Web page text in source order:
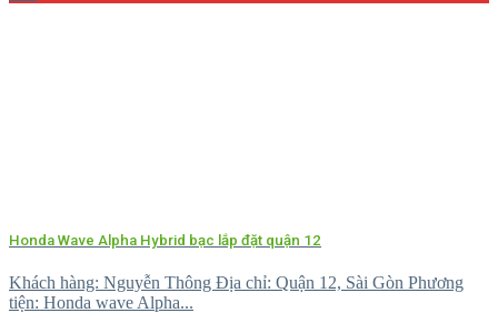
Honda Wave Alpha Hybrid bạc lắp đặt quận 12
Khách hàng: Nguyễn Thông Địa chỉ: Quận 12, Sài Gòn Phương
tiện: Honda wave Alpha...